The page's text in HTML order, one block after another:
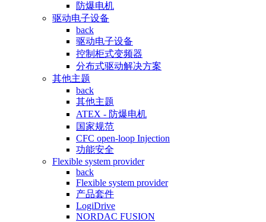
防爆电机
驱动电子设备
back
驱动电子设备
控制柜式变频器
分布式驱动解决方案
其他主题
back
其他主题
ATEX - 防爆电机
国家规范
CFC open-loop Injection
功能安全
Flexible system provider
back
Flexible system provider
产品套件
LogiDrive
NORDAC FUSION